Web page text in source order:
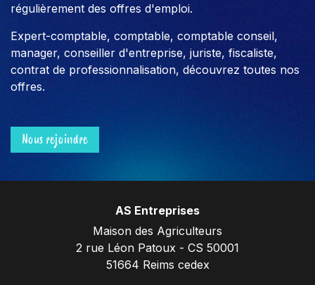
régulièrement des offres d'emploi.
Expert-comptable, comptable, comptable conseil,
manager, conseiller d'entreprise, juriste, fiscaliste,
contrat de professionnalisation, découvrez toutes nos
offres.
Nous rejoindre
AS Entreprises
Maison des Agriculteurs
2 rue Léon Patoux - CS 50001
51664 Reims cedex